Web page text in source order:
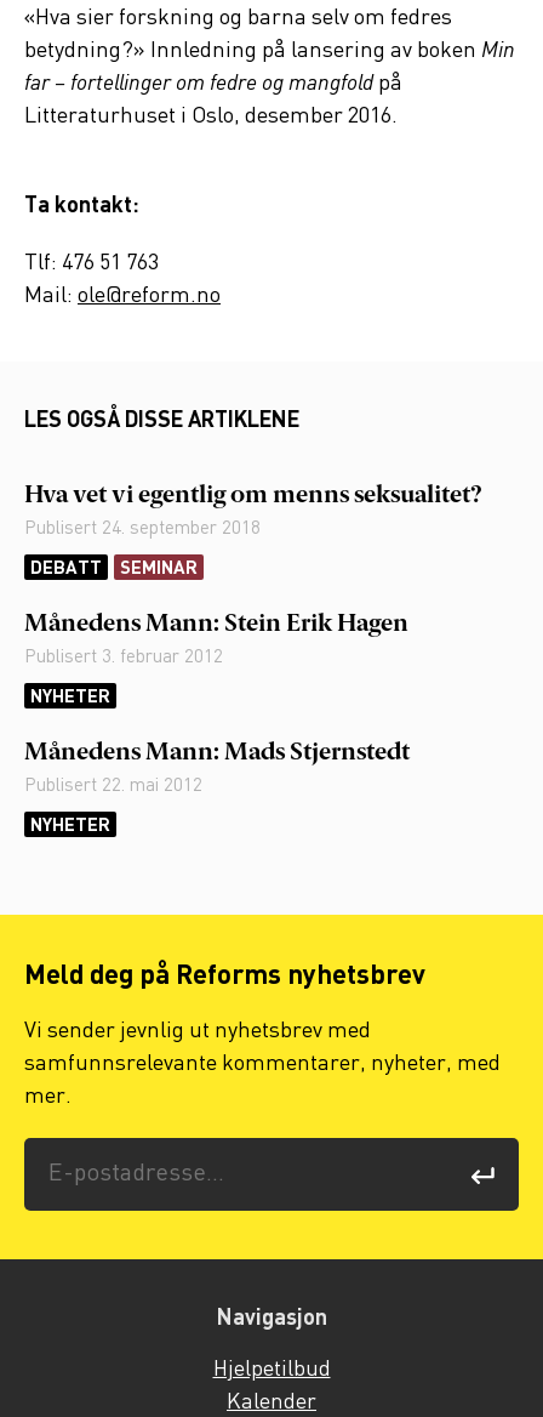
«Hva sier forskning og barna selv om fedres
betydning?» Innledning på lansering av boken Min
far – fortellinger om fedre og mangfoldpå
Litteraturhuset i Oslo, desember 2016.
Ta kontakt:
Tlf: 476 51 763
Mail: ole@reform.no
LES OGSÅ DISSE ARTIKLENE
Hva vet vi egentlig om menns seksualitet?
Publisert 24. september 2018
DEBATT
SEMINAR
Månedens Mann: Stein Erik Hagen
Publisert 3. februar 2012
NYHETER
Månedens Mann: Mads Stjernstedt
Publisert 22. mai 2012
NYHETER
Meld deg på Reforms nyhetsbrev
Vi sender jevnlig ut nyhetsbrev med
samfunnsrelevante kommentarer, nyheter, med
mer.
Navigasjon
Hjelpetilbud
Kalender